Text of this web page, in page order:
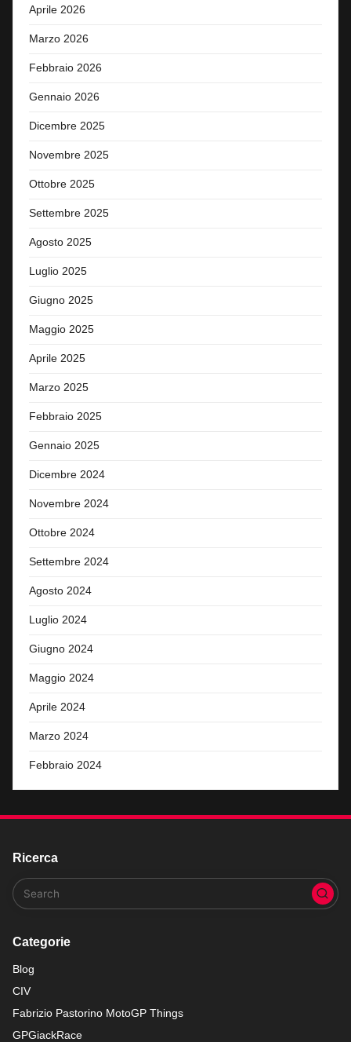
Aprile 2026
Marzo 2026
Febbraio 2026
Gennaio 2026
Dicembre 2025
Novembre 2025
Ottobre 2025
Settembre 2025
Agosto 2025
Luglio 2025
Giugno 2025
Maggio 2025
Aprile 2025
Marzo 2025
Febbraio 2025
Gennaio 2025
Dicembre 2024
Novembre 2024
Ottobre 2024
Settembre 2024
Agosto 2024
Luglio 2024
Giugno 2024
Maggio 2024
Aprile 2024
Marzo 2024
Febbraio 2024
Ricerca
Categorie
Blog
CIV
Fabrizio Pastorino MotoGP Things
GPGiackRace